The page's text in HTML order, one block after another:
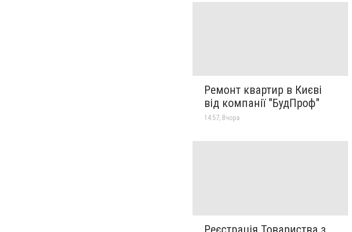
Ремонт квартир в Києві
від компанії "БудПроф"
14:57, Вчора